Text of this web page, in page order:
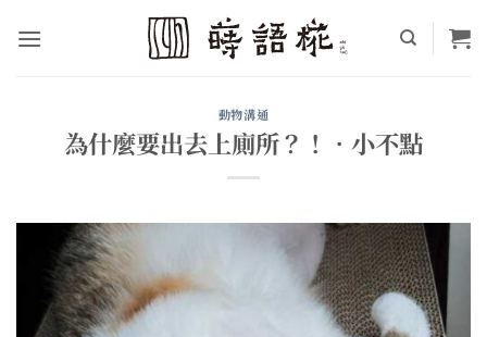
動物溝通
為什麼要出去上廁所？！•小不點